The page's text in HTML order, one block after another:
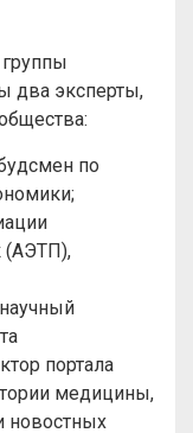
два эксперты,
по
(АЭТП),
портала
медицины,
новостных